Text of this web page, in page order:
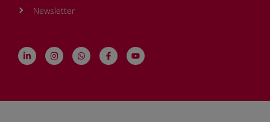
Newsletter